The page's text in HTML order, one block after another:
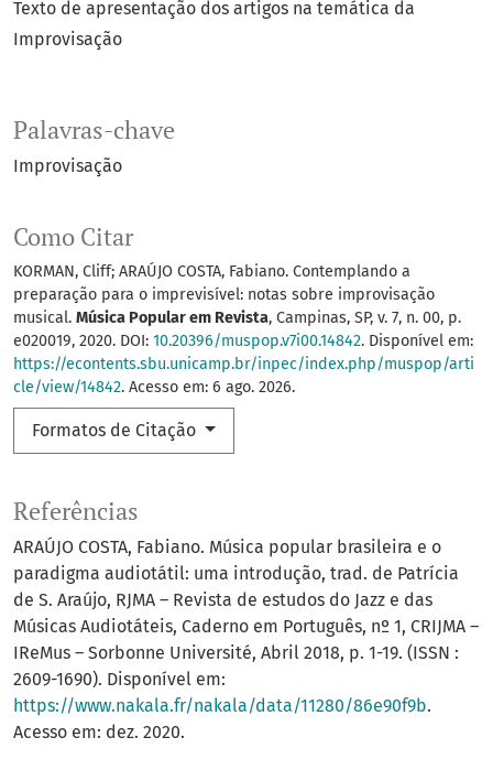
Palavras-chave
Improvisação
Como Citar
KORMAN, Cliff; ARAÚJO COSTA, Fabiano. Contemplando a
preparação para o imprevisível: notas sobre improvisação
musical. Música Popular em Revista, Campinas, SP, v. 7, n. 00, p.
e020019, 2020. DOI: 10.20396/muspop.v7i00.14842. Disponível em:
https://econtents.sbu.unicamp.br/inpec/index.php/muspop/arti
cle/view/14842. Acesso em: 6 ago. 2026.
Formatos de Citação
Texto de apresentação dos artigos na temática da
Improvisação
Referências
ARAÚJO COSTA, Fabiano. Música popular brasileira e o
paradigma audiotátil: uma introdução, trad. de Patrícia
de S. Araújo, RJMA – Revista de estudos do Jazz e das
Músicas Audiotáteis, Caderno em Português, nº 1, CRIJMA –
IReMus – Sorbonne Université, Abril 2018, p. 1-19. (ISSN :
2609-1690). Disponível em:
https://www.nakala.fr/nakala/data/11280/86e90f9b.
Acesso em: dez. 2020.